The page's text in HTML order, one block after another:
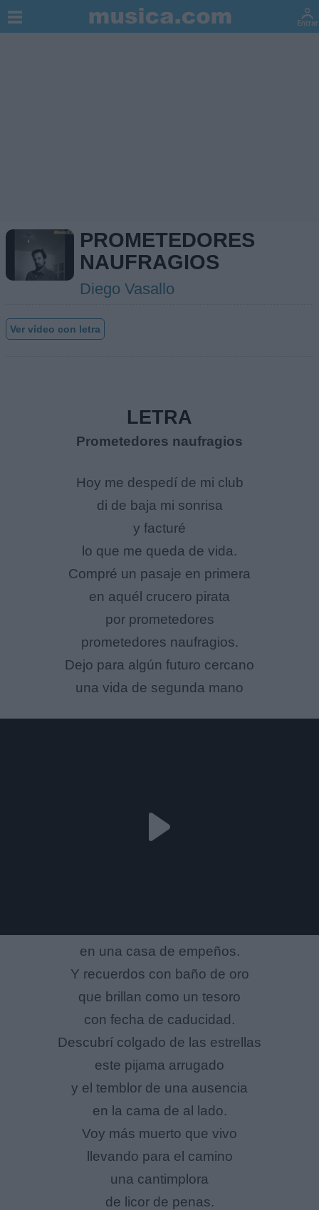
PROMETEDORES
NAUFRAGIOS
Diego Vasallo
Ver vídeo con letra
LETRA
Prometedores naufragios
Hoy me despedí de mi club
di de baja mi sonrisa
y facturé
lo que me queda de vida.
Compré un pasaje en primera
en aquél crucero pirata
por prometedores
prometedores naufragios.
Dejo para algún futuro cercano
una vida de segunda mano
en una casa de empeños.
Y recuerdos con baño de oro
que brillan como un tesoro
con fecha de caducidad.
Descubrí colgado de las estrellas
este pijama arrugado
y el temblor de una ausencia
en la cama de al lado.
Voy más muerto que vivo
llevando para el camino
una cantimplora
de licor de penas.